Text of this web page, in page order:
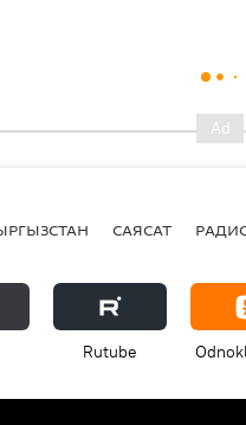
САЯСАТ
Rutube